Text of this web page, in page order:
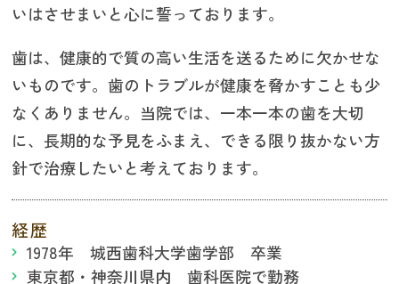
いはさせまいと心に誓っております。
歯は、健康的で質の高い生活を送るために欠かせな
いものです。歯のトラブルが健康を脅かすことも少
なくありません。当院では、 一本一本の歯を大切
に、長期的な予見をふまえ、できる限り抜かない方
針で治療したいと考えております。
経歴
1978年 城西歯科大学歯学部 卒業
東京都・神奈川県内 歯科医院で勤務